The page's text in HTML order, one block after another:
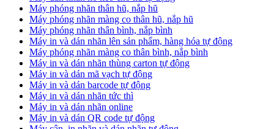
Máy phóng nhãn thân hũ, nắp hũ
Máy phóng nhãn màng co thân hũ, nắp hũ
Máy phóng nhãn thân bình, nắp bình
Máy in và dán nhãn lên sản phẩm, hàng hóa tự động
Máy phóng nhãn màng co thân bình, nắp bình
Máy in và dán nhãn thùng carton tự động
Máy in và dán mã vạch tự động
Máy in và dán barcode tự động
Máy in và dán nhãn tức thì
Máy in và dán nhãn online
Máy in và dán QR code tự động